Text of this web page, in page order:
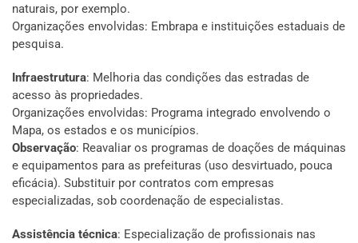
naturais, por exemplo.
Organizações envolvidas: Embrapa e instituições estaduais de
pesquisa.
Infraestrutura: Melhoria das condições das estradas de
acesso às propriedades.
Organizações envolvidas: Programa integrado envolvendo o
Mapa, os estados e os municípios.
Observação: Reavaliar os programas de doações de máquinas
e equipamentos para as prefeituras (uso desvirtuado, pouca
eficácia). Substituir por contratos com empresas
especializadas, sob coordenação de especialistas.
Assistência técnica: Especialização de profissionais nas